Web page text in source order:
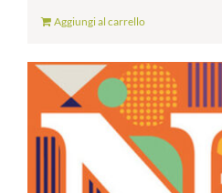
Aggiungi al carrello